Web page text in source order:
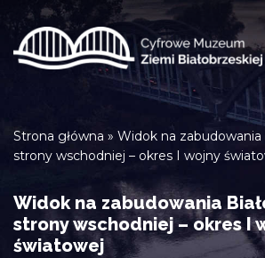
Przejdź
do
Strona główna » Widok na
strony wschodniej – okres I wojny
Widok na zabudowania
strony wschodniej – okres I
światowej